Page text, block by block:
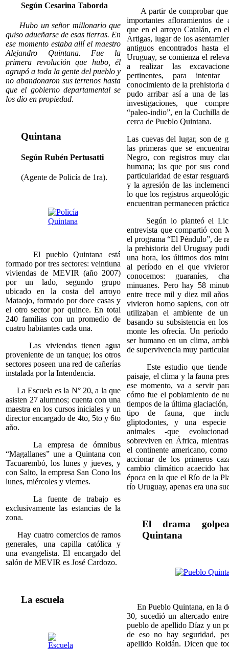
Según Cesarina Taborda
Hubo un señor millonario que
quiso adueñarse de esas tierras. En
ese momento estaba allí el maestro
Alejandro Quintana. Fue la
primera revolución que hubo, él
agrupó a toda la gente del pueblo y
no abandonaron sus terrenos hasta
que el gobierno departamental se
los dio en propiedad.
Quintana
Según Rubén Pertusatti
(Agente de Policía de 1ra).
El pueblo Quintana está
formado por tres sectores: veintiuna
viviendas de MEVIR (año 2007)
por un lado, segundo grupo
ubicado en la costa del arroyo
Mataojo, formado por doce casas y
el otro sector por quince. En total
240 familias con un promedio de
cuatro habitantes cada una.
Las viviendas tienen agua
proveniente de un tanque; los otros
sectores poseen una red de cañerías
instalada por la Intendencia.
La Escuela es la N° 20, a la que
asisten 27 alumnos; cuenta con una
maestra en los cursos iniciales y un
director encargado de 4to, 5to y 6to
año.
La empresa de ómnibus
“Magallanes” une a Quintana con
Tacuarembó, los lunes y jueves, y
con Salto, la empresa San Cono los
lunes, miércoles y viernes.
La fuente de trabajo es
exclusivamente las estancias de la
zona.
Hay cuatro comercios de ramos
generales, una capilla católica y
una evangelista. El encargado del
salón de MEVIR es José Cardozo.
La escuela
A partir de comprobar que
importantes afloramientos de
que en el arroyo Catalán, en
Artigas, lugar de los
antiguos encontrados hasta
Uruguay, se comienza el
a realizar las
pertinentes, para
conocimiento de la prehistoria
pudo arribar así a una de las
investigaciones, que
“paleo-indio”, en la Cuchilla
cerca de Pueblo Quintana.
Las cuevas del lugar, son de
las primeras que se
Negro, con registros muy
humana; las que por sus
particularidad de estar
y la agresión de las
lo que los registros
encuentran permanecen
Según lo planteó el Lic.
entrevista que compartió con
el programa “El Péndulo”, de
la prehistoria del Uruguay
una hora, los últimos dos
al período en el que
conocemos: guaraníes,
minuanes. Pero hay 58
entre trece mil y diez mil
vivieron homo sapiens, con
utilizaban el ambiente de
basando su subsistencia en
monte les ofrecía. Un
ser humano en un clima,
de supervivencia muy
Este estudio que tiende
paisaje, el clima y la fauna
ese momento, va a servir
cómo fue el poblamiento de
tiempos de la última
tipo de fauna, que
gliptodontes, y una
animales -que
sobreviven en África,
el continente americano,
accionar de los primeros
cambio climático acaecido
época en la que el Río de la
río Uruguay, apenas era una
El drama
Quintana
En Pueblo Quintana, en la
30, sucedió un altercado
pueblo de apellido Díaz y un
de eso no hay seguridad,
apellido Roldán. Dicen que